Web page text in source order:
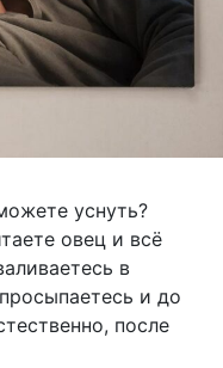
уснуть?
овец и всё
в
и до
после